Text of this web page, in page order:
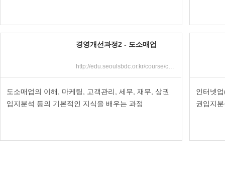
경영개선과정2 - 도소매업
http://edu.seoulsbdc.or.kr/course/course_view.jsp?id=7627&cid=1703&ch=course
도소매업의 이해, 마케팅, 고객관리, 세무, 재무, 상권
입지분석 등의 기본적인 지식을 배우는 과정
인터넷
권입지